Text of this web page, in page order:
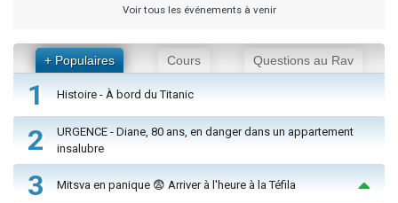
Voir tous les événements à venir
+ Populaires Cours Questions au Rav
1 Histoire - À bord du Titanic
2
URGENCE - Diane, 80 ans, en danger dans un appartement
insalubre
3 Mitsva en panique 😨 Arriver à l'heure à la Téfila